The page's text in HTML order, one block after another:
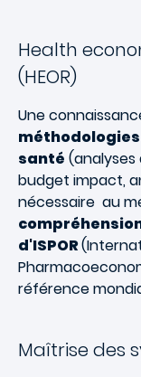
Health
(HEOR)
Une
santé
budget impact,
nécessaire au
d'ISPOR
référence
Maîtrise des